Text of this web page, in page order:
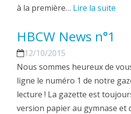
à la première… Lire la suite
HBCW News n°1
12/10/2015
Nous sommes heureux de
ligne le numéro 1 de notre
lecture ! La gazette est
version papier au gymnase et